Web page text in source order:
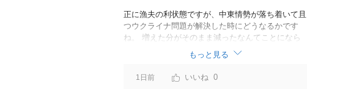
正に漁夫の利状態ですが、中東情勢が落ち着いて且
つウクライナ問題が解決した時にどうなるかです
ね。 増えた分がそのまま減ったなんてことになら
なければいいですが。
もっと見る
1日前 0